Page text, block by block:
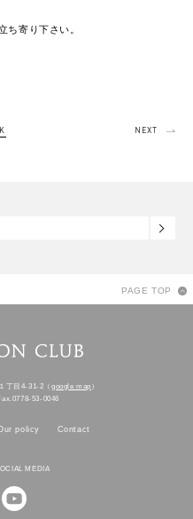
ち寄り下さい。
NEXT
PAGE TOP
丁目4-31-2（google map ）
53-0046
policy Contact
MEDIA